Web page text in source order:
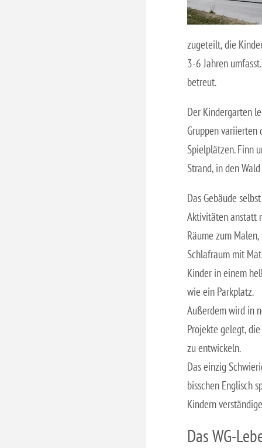
zugeteilt, die
3-6 Jahren
betreut.
Der Kindergarten
Gruppen variierten
Spielplätzen. Finn
Strand, in den
Das Gebäude
Aktivitäten anstatt
Räume zum
Schlafraum mit
Kinder in einem
wie ein Parkplatz.
Außerdem wird in
Projekte gelegt,
zu entwickeln.
Das einzig
bisschen Englisch
Kindern
Das WG-